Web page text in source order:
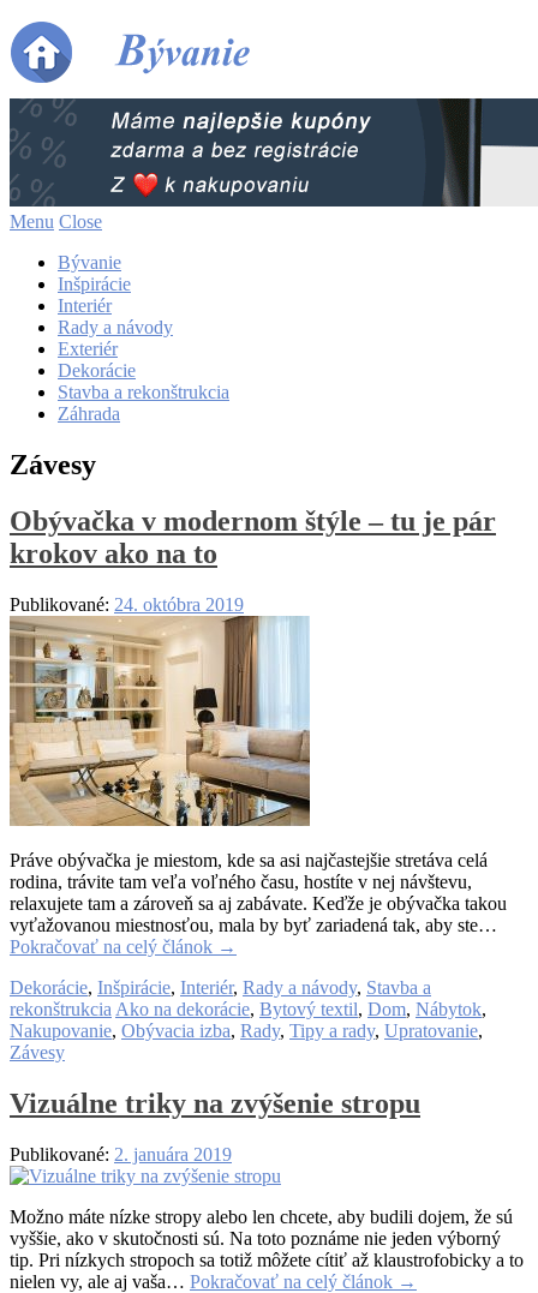
Menu Close
Bývanie
Inšpirácie
Interiér
Rady a návody
Exteriér
Dekorácie
Stavba a rekonštrukcia
Záhrada
Závesy
Obývačka v modernom štýle – tu je pár
krokov ako na to
Publikované: 24. októbra 2019
Práve obývačka je miestom, kde sa asi najčastejšie stretáva celá
rodina, trávite tam veľa voľného času, hostíte v nej návštevu,
relaxujete tam a zároveň sa aj zabávate. Keďže je obývačka takou
vyťažovanou miestnosťou, mala by byť zariadená tak, aby ste…
Pokračovať na celý článok →
Dekorácie, Inšpirácie, Interiér, Rady a návody, Stavba a
rekonštrukcia Ako na dekorácie, Bytový textil, Dom, Nábytok,
Nakupovanie, Obývacia izba, Rady, Tipy a rady, Upratovanie,
Závesy
Vizuálne triky na zvýšenie stropu
Publikované: 2. januára 2019
Možno máte nízke stropy alebo len chcete, aby budili dojem, že sú
vyššie, ako v skutočnosti sú. Na toto poznáme nie jeden výborný
tip. Pri nízkych stropoch sa totiž môžete cítiť až klaustrofobicky a to
nielen vy, ale aj vaša… Pokračovať na celý článok →